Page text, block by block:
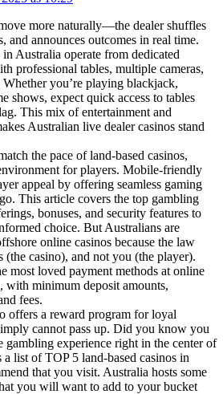
more naturally—the dealer shuffles
and announces outcomes in real time.
Australia operate from dedicated
professional tables, multiple cameras,
Whether you’re playing blackjack,
shows, expect quick access to tables
This mix of entertainment and
Australian live dealer casinos stand
the pace of land-based casinos,
for players. Mobile-friendly
appeal by offering seamless gaming
This article covers the top gambling
bonuses, and security features to
choice. But Australians are
online casinos because the law
(the casino), and not you (the player).
most loved payment methods at online
with minimum deposit amounts,
fees.
offers a reward program for loyal
cannot pass up. Did you know you
gambling experience right in the center of
list of TOP 5 land-based casinos in
that you visit. Australia hosts some
you will want to add to your bucket